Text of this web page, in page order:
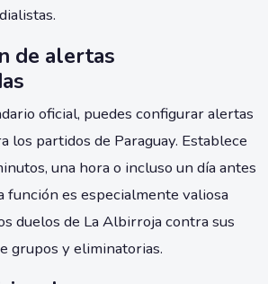
de alertas
oficial, puedes configurar alertas
los partidos de Paraguay. Establece
una hora o incluso un día antes
función es especialmente valiosa
duelos de La Albirroja contra sus
grupos y eliminatorias.